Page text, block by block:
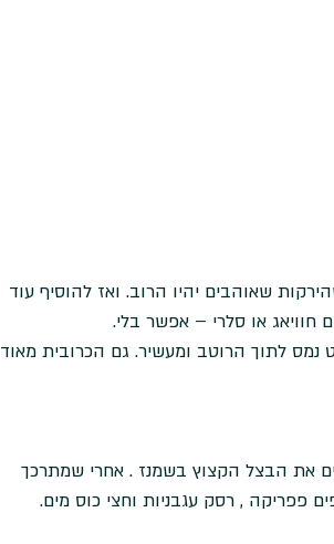
שאוהבים יהיו הרוב. ואז להוסיף עוד
חוויאג או סלרי – אפשר בלי.
נמס לתוך הרוטב ומעשיר. גם הכרובית מאוד
את הבצל הקצוץ בשמנז . אחרי שמתרכך
פפריקה , רסק עגבניות וחצי כוס מים.